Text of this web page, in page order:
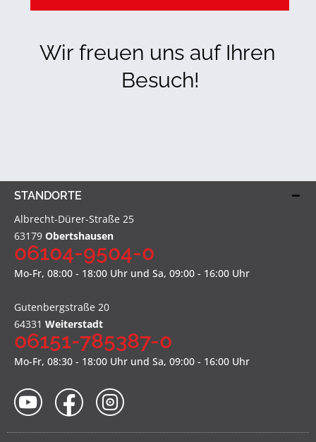
Wir freuen uns auf Ihren
Besuch!
STANDORTE
Albrecht-Dürer-Straße 25
63179 Obertshausen
06104-9504-0
Mo-Fr, 08:00 - 18:00 Uhr und Sa, 09:00 - 16:00 Uhr
Gutenbergstraße 20
64331 Weiterstadt
06151-785387-0
Mo-Fr, 08:30 - 18:00 Uhr und Sa, 09:00 - 16:00 Uhr